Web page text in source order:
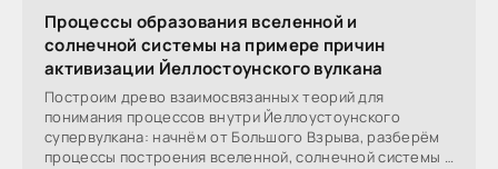
Процессы образования вселенной и
солнечной системы на примере причин
активизации Йеллостоунского вулкана
Построим древо взаимосвязанных теорий для
понимания процессов внутри Йеллоустоунского
супервулкана: начнём от Большого Взрыва, разберём
процессы построения вселенной, солнечной системы в